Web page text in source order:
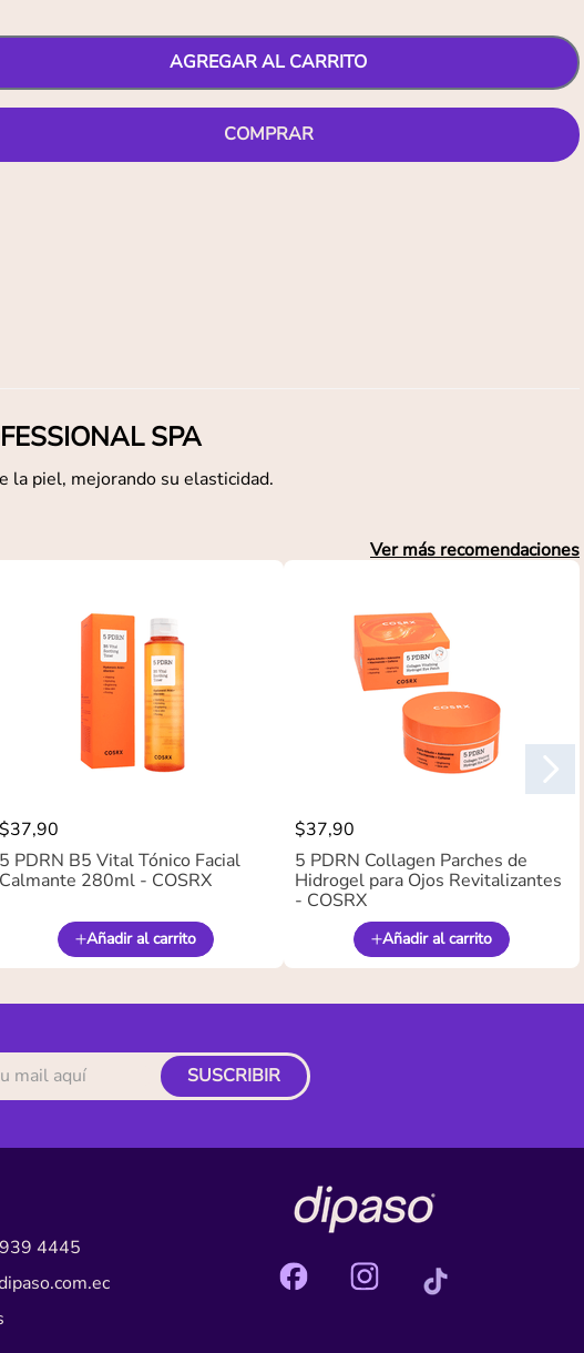
AGREGAR AL CARRITO
COMPRAR
SPA
la piel, mejorando su elasticidad.
Ver más recomendaciones
$37,90
5 PDRN B5 Vital Tónico Facial
Calmante 280ml - COSRX
Añadir al carrito
$37,90
5 PDRN Collagen Parches de
Hidrogel para Ojos Revitalizantes
- COSRX
Añadir al carrito
SUSCRIBIR
4445